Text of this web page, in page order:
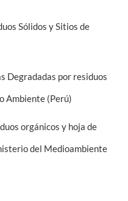
Sólidos y Sitios de
Degradadas por residuos
Ambiente (Perú)
orgánicos y hoja de
del Medioambiente